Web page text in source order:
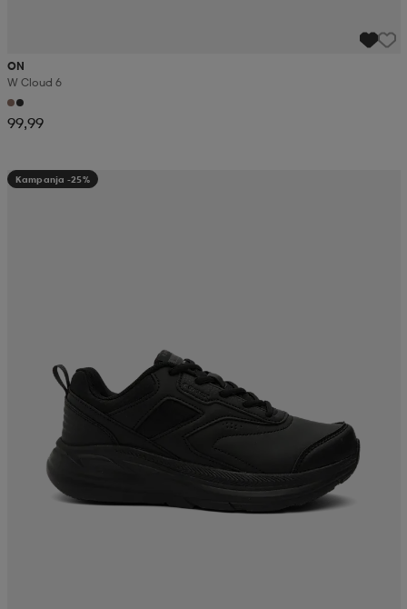
ON
W Cloud 6
99,99
Kampanja -25%